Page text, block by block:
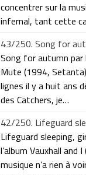
concentrer sur la
infernal, tant cette
43/250. Song for
Song for autumn par
Mute (1994,
lignes il y a huit ans
des Catchers, je…
42/250. Lifeguard
Lifeguard sleeping,
l’album Vauxhall and
musique n’a rien à